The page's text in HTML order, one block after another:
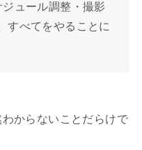
ュール調整・撮影
すべてをやることに
からないことだらけで